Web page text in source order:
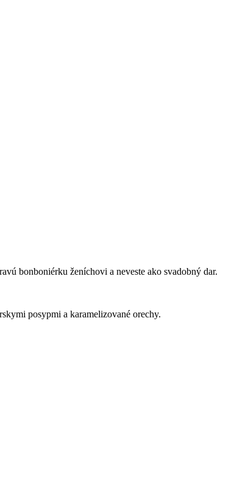
bonboniérku ženíchovi a neveste ako svadobný dar.
posypmi a karamelizované orechy.